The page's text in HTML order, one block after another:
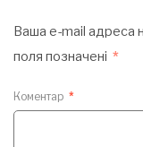
Ваша e-mail адреса
поля позначені *
Коментар *